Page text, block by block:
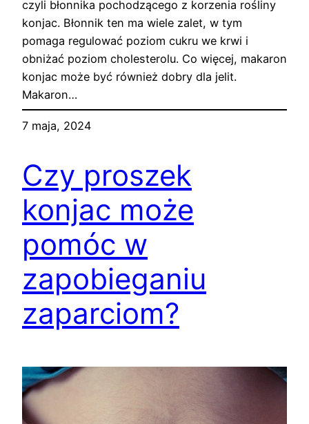
czyli błonnika pochodzącego z korzenia rośliny
konjac. Błonnik ten ma wiele zalet, w tym
pomaga regulować poziom cukru we krwi i
obniżać poziom cholesterolu. Co więcej, makaron
konjac może być również dobry dla jelit.
Makaron…
7 maja, 2024
Czy proszek
konjac może
pomóc w
zapobieganiu
zaparciom?